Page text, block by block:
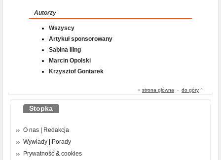
Autorzy
Wszyscy
Artykuł sponsorowany
Sabina Iling
Marcin Opolski
Krzysztof Gontarek
« strona główna - do góry ^
Stopka
O nas
Redakcja
Wywiady
Porady
Prywatność & cookies